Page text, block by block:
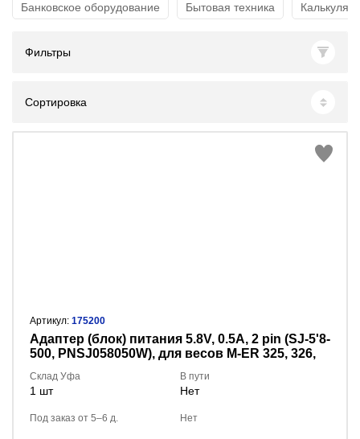
Банковское оборудование Бытовая техника
Фильтры
Сортировка
Артикул: 175200
Адаптер (блок) питания 5.8V, 0.5A, 2 pin (SJ-5'8-
500, PNSJ058050W), для весов M-ER 325, 326,
Склад Уфа
1 шт
В пути
Нет
Под заказ от 5–6 д. Нет